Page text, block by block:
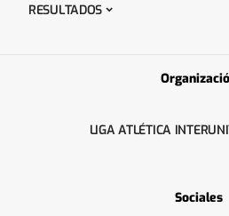
RESULTADOS
LIGA ATLÉTICA
Sociales